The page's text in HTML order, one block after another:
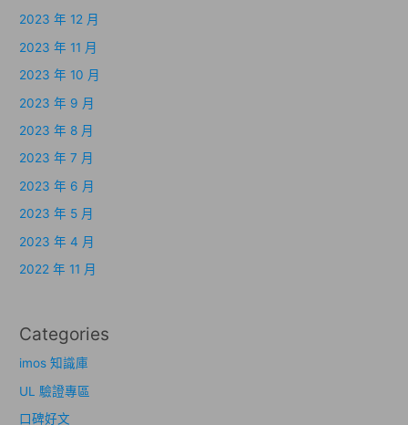
2023 年 12 月
2023 年 11 月
2023 年 10 月
2023 年 9 月
2023 年 8 月
2023 年 7 月
2023 年 6 月
2023 年 5 月
2023 年 4 月
2022 年 11 月
Categories
imos 知識庫
UL 驗證專區
口碑好文